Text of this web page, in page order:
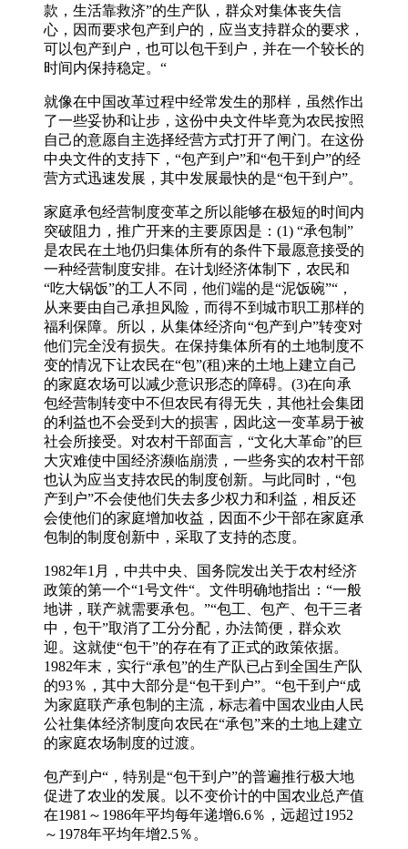
款，生活靠救济”的生产队，群众对集体丧失信
心，因而要求包产到户的，应当支持群众的要求，
可以包产到户，也可以包干到户，并在一个较长的
时间内保持稳定。“
就像在中国改革过程中经常发生的那样，虽然作出
了一些妥协和让步，这份中央文件毕竟为农民按照
自己的意愿自主选择经营方式打开了闸门。在这份
中央文件的支持下，“包产到户”和“包干到户”的经
营方式迅速发展，其中发展最快的是“包干到户”。
家庭承包经营制度变革之所以能够在极短的时间内
突破阻力，推广开来的主要原因是：(1) “承包制”
是农民在土地仍归集体所有的条件下最愿意接受的
一种经营制度安排。在计划经济体制下，农民和
“吃大锅饭”的工人不同，他们端的是“泥饭碗”“，
从来要由自己承担风险，而得不到城市职工那样的
福利保障。所以，从集体经济向“包产到户”转变对
他们完全没有损失。在保持集体所有的土地制度不
变的情况下让农民在“包”(租)来的土地上建立自己
的家庭农场可以减少意识形态的障碍。(3)在向承
包经营制转变中不但农民有得无失，其他社会集团
的利益也不会受到大的损害，因此这一变革易于被
社会所接受。对农村干部面言，“文化大革命”的巨
大灾难使中国经济濒临崩溃，一些务实的农村干部
也认为应当支持农民的制度创新。与此同时，“包
产到户”不会使他们失去多少权力和利益，相反还
会使他们的家庭增加收益，因面不少干部在家庭承
包制的制度创新中，采取了支持的态度。
1982年1月，中共中央、国务院发出关于农村经济
政策的第一个“1号文件“。文件明确地指出：“一般
地讲，联产就需要承包。”“包工、包产、包干三者
中，包干”取消了工分分配，办法简便，群众欢
迎。这就使“包干”的存在有了正式的政策依据。
1982年末，实行“承包”的生产队已占到全国生产队
的93％，其中大部分是“包干到户”。“包干到户“成
为家庭联产承包制的主流，标志着中国农业由人民
公社集体经济制度向农民在“承包”来的土地上建立
的家庭农场制度的过渡。
包产到户“，特别是“包干到户”的普遍推行极大地
促进了农业的发展。以不变价计的中国农业总产值
在1981～1986年平均每年递增6.6％，远超过1952
～1978年平均年增2.5％。